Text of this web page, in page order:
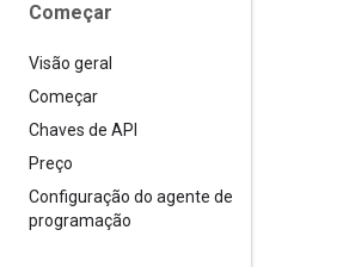
Começar
Visão geral
Começar
Chaves de API
Preço
Configuração do agente de
programação